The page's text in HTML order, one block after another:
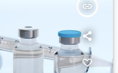
insert_link